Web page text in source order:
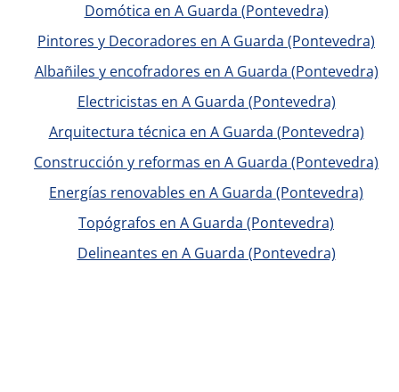
Domótica en A Guarda (Pontevedra)
Pintores y Decoradores en A Guarda (Pontevedra)
Albañiles y encofradores en A Guarda (Pontevedra)
Electricistas en A Guarda (Pontevedra)
Arquitectura técnica en A Guarda (Pontevedra)
Construcción y reformas en A Guarda (Pontevedra)
Energías renovables en A Guarda (Pontevedra)
Topógrafos en A Guarda (Pontevedra)
Delineantes en A Guarda (Pontevedra)